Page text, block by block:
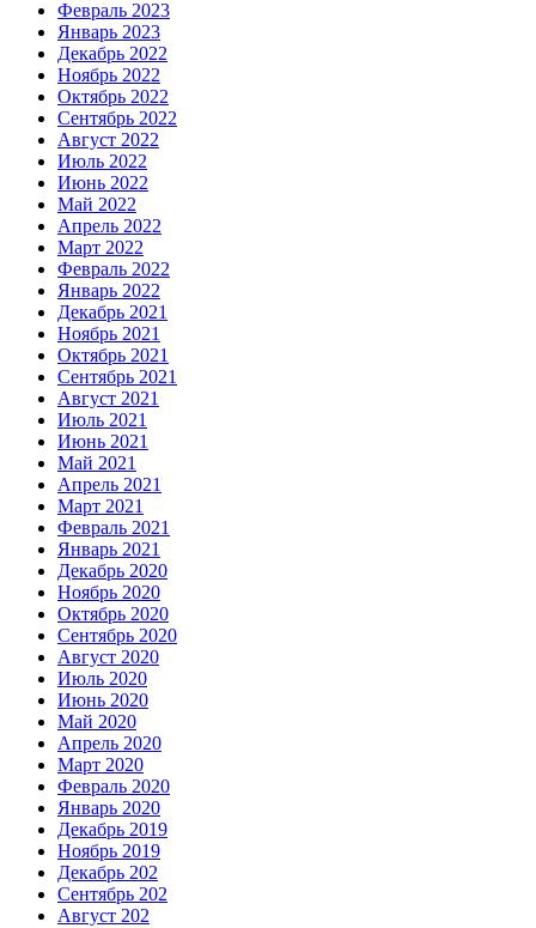
Февраль 2023
Январь 2023
Декабрь 2022
Ноябрь 2022
Октябрь 2022
Сентябрь 2022
Август 2022
Июль 2022
Июнь 2022
Май 2022
Апрель 2022
Март 2022
Февраль 2022
Январь 2022
Декабрь 2021
Ноябрь 2021
Октябрь 2021
Сентябрь 2021
Август 2021
Июль 2021
Июнь 2021
Май 2021
Апрель 2021
Март 2021
Февраль 2021
Январь 2021
Декабрь 2020
Ноябрь 2020
Октябрь 2020
Сентябрь 2020
Август 2020
Июль 2020
Июнь 2020
Май 2020
Апрель 2020
Март 2020
Февраль 2020
Январь 2020
Декабрь 2019
Ноябрь 2019
Декабрь 202
Сентябрь 202
Август 202